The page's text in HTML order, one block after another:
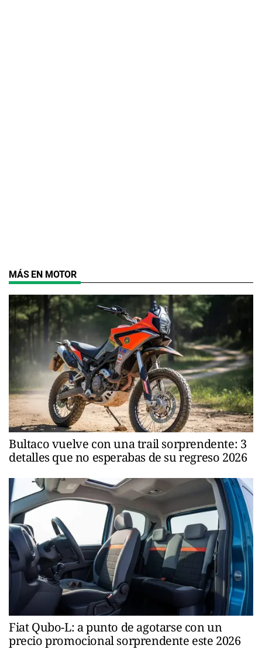
MÁS EN MOTOR
Bultaco vuelve con una trail sorprendente: 3
detalles que no esperabas de su regreso 2026
Fiat Qubo-L: a punto de agotarse con un
precio promocional sorprendente este 2026